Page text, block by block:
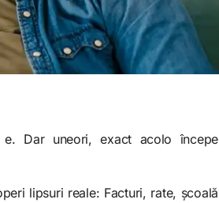
Dar uneori, exact acolo începe
lipsuri reale: Facturi, rate, școală